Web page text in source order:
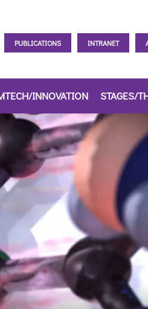
PUBLICATIONS INTRANET
INNOVATION STAGES/